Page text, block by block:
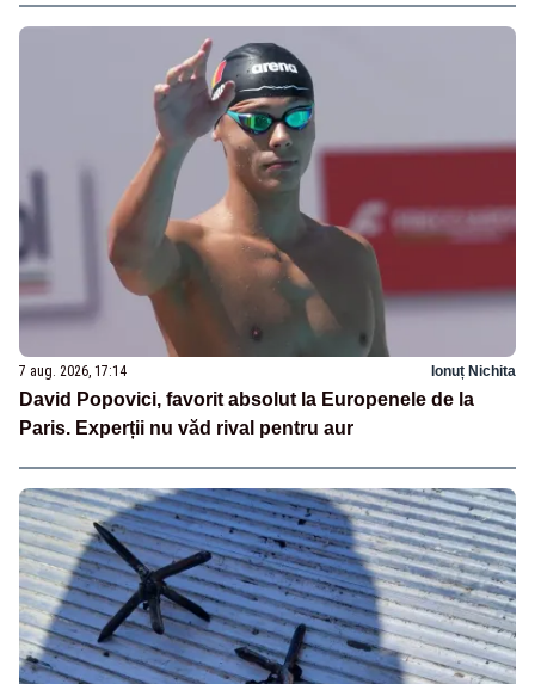
7 aug. 2026, 17:14 Ionuț Nichita
David Popovici, favorit absolut la Europenele de la
Paris. Experții nu văd rival pentru aur